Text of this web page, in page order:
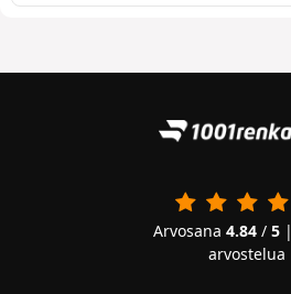
Arvosana 4.84/ 5|
arvostelua